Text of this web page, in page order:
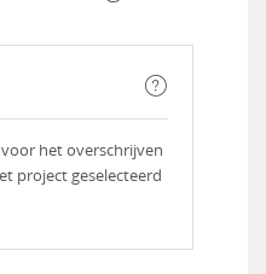
het overschrijven
project geselecteerd